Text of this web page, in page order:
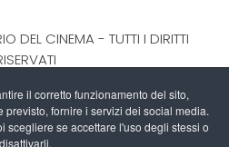
il corretto funzionamento del sito,
previsto, fornire i servizi dei social media.
scegliere se accettare l'uso degli stessi o
disattivarli.
DEL CINEMA - TUTTI I DIRITTI
immagini e testi dal
discrezione.
una testata giornalistica